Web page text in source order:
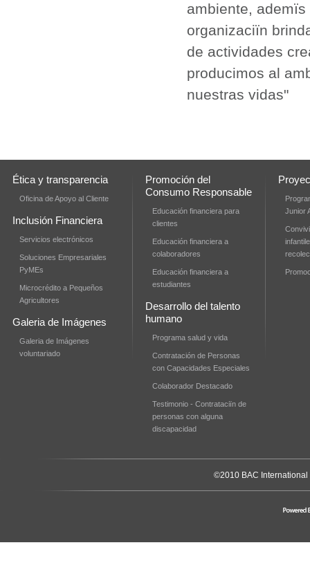
ambiente,
organizaciïn
de actividades
producimos al
nuestras vidas"
Ética y transparencia
Oficina de Apoyo al Cliente
Inclusión Financiera
Servicios electrónicos
Soluciones Empresariales
PyMEs
Microcrédito a Pequeños
Agricultores
Galeria de Imágenes
Galeria de Imágenes
voluntariado
Promoción del
Consumo Responsable
Educación financiera para
clientes
Educación financiera a
colaboradores
Educación financiera a
estudiantes
Desarrollo del talento
humano
Programa salud y vida
Contratación de Personas
con Capacidades Especiales
Colaborador Destacado
Testimonio - Contrataciïn de
personas con alguna
discapacidad
Junior
©2010 BAC International